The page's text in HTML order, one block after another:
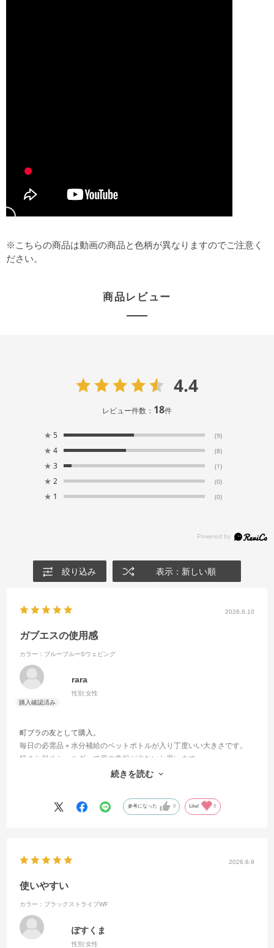
※こちらの商品は動画の商品と色柄が異なりますのでご注意く
ださい。
商品レビュー
4.4
レビュー件数： 18件
★ 5 (9)
★ 4 (8)
★ 3 (1)
★ 2 (0)
★ 1 (0)
絞り込み 表示：新しい順
2026.6.10
ガブエスの使用感
カラー：ブルーブルーSウェビング
rara
性別:女性
町ブラの友として購入。
毎日の必需品＋水分補給のペットボトルが入り丁度いい大きさです。
軽さと斜めショルダーで肩の負担が少ないと思います。
両サイドのみにポケットはリップクリームや小物入れに・・・
続きを読む
参考になった 0 Like! 0
2026.6.9
使いやすい
カラー：ブラックストライプWF
ぽすくま
性別:女性